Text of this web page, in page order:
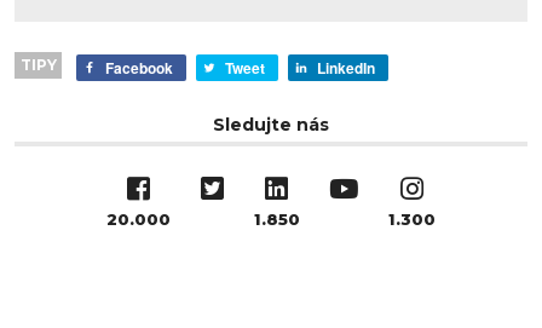
TIPY Facebook Tweet LinkedIn
Sledujte nás
20.000 1.850 1.300